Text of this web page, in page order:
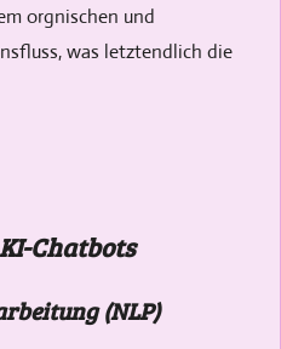
orgnischen und
was letztendlich die
Chatbots
(NLP)